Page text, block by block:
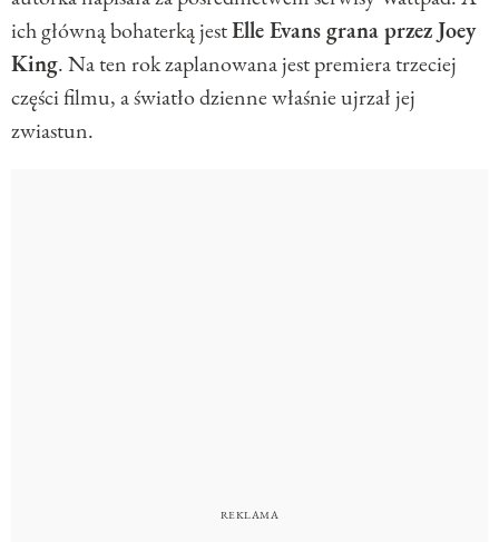
ich główną bohaterką jestElle Evans grana przez Joey
King. Na ten rok zaplanowana jest premiera trzeciej
części filmu, a światło dzienne właśnie ujrzał jej
zwiastun.